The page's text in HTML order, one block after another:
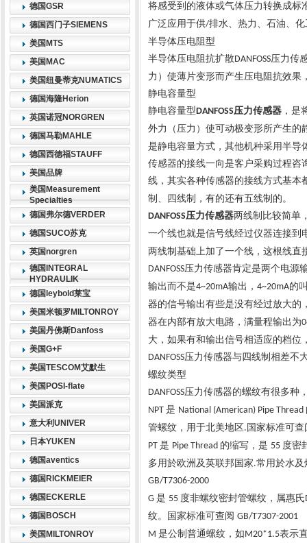
德国GSR
德国西门子SIEMENS
美国MTS
美国MAC
美国纽曼蒂克NUMATICS
德国海隆Herion
英国诺冠NORGREN
德国马勒MAHLE
德国西德福STAUFF
美国品牌
美国Measurement
Specialties
德国弗尔德VERDER
德国SUCO苏克
英国norgren
德国INTEGRAL
HYDRAULIK
德国leybold莱宝
美国米顿罗MILTONROY
美国丹佛斯Danfoss
美国G+F
美国TESCOM艾默生
美国POSI-flate
美国派克
意大利UNIVER
日本YUKEN
德国aventics
德国RICKMEIER
德国ECKERLE
德国BOSCH
美国MILTONROY
将感受到的液体或气体压力转换成标
广泛应用于供/排水、热力、石油、
半导体压电阻型
半导体压电阻抗扩散DANFOSS压力传
力）使薄片变形而产生压电阻抗效
静电容量型
静电容量型DANFOSS压力传感器 ，是
外力（压力）使可动极变形所产生的
是静电容量方式，其他机种采用半导
传感器的接线一向是客户采购过程咨
线，其实各种传感器的接线方式基本
制、四线制，有的还有五线制的。
DANFOSS压力传感器两线制比较简单
一个线也就是信号线经过仪器连接到
两线制基础上加了一个线，这根线
DANFOSS压力传感器肯定是两个电源
输出而不是4~20mA输出， 4~20mA的
器的信号输出有些是没有经过放大的
器在内部有放大电路，满量程输出为
大，如果有和输出信号相适应的档
DANFOSS压力传感器与四线制相差不
螺纹类型
DANFOSS压力传感器的螺纹有很多种
NPT 是 National (American) Pipe Thread
管螺纹，用于北美地区 . 国家标准可
PT 是 Pipe Thread 的缩写，是 55 度密
多用於欧洲及英联邦国家.常用於水
GB/T7306-2000
G 是 55 度非螺纹密封管螺纹，属惠氏
纹。国家标准可查阅 GB/T7307-2001
M 是公制普通螺纹，如M20*1.5表示